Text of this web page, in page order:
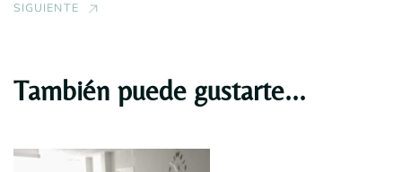
SIGUIENTE
También puede gustarte...